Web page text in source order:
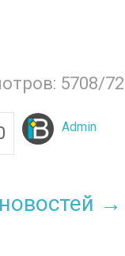
5708/72
Admin
→